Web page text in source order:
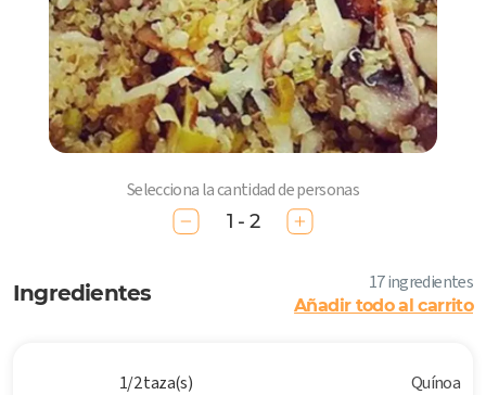
Selecciona la cantidad de personas
1 - 2
Ingredientes 17 ingredientes
Añadir todo al carrito
1/2 taza(s) Quínoa